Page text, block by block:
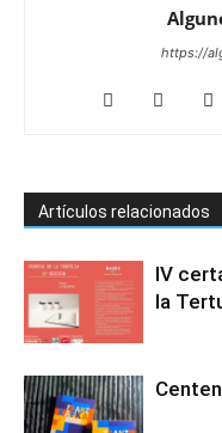
https://
Artículos relacionados
IV
la